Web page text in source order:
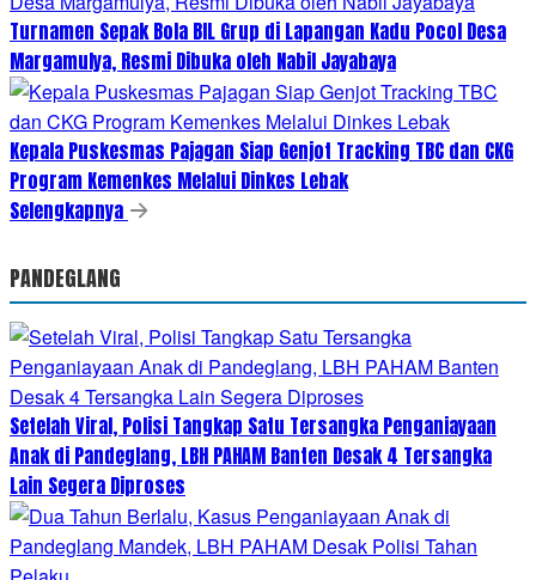
Turnamen Sepak Bola BIL Grup di Lapangan Kadu Pocol Desa
Margamulya, Resmi Dibuka oleh Nabil Jayabaya
Kepala Puskesmas Pajagan Siap Genjot Tracking TBC dan CKG
Program Kemenkes Melalui Dinkes Lebak
Selengkapnya
PANDEGLANG
Setelah Viral, Polisi Tangkap Satu Tersangka Penganiayaan
Anak di Pandeglang, LBH PAHAM Banten Desak 4 Tersangka
Lain Segera Diproses